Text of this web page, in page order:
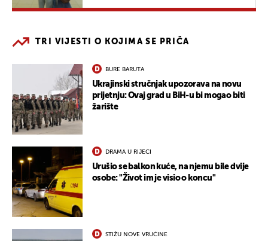
TRI VIJESTI O KOJIMA SE PRIČA
BURE BARUTA
Ukrajinski stručnjak upozorava na novu
prijetnju: Ovaj grad u BiH-u bi mogao biti
žarište
DRAMA U RIJECI
Urušio se balkon kuće, na njemu bile dvije
osobe: "Život im je visio o koncu"
STIŽU NOVE VRUĆINE